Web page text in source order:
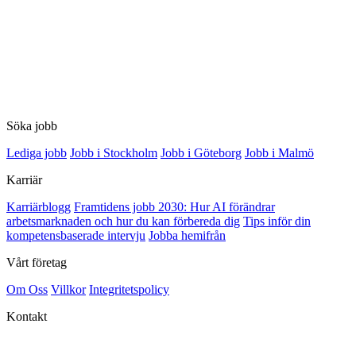
Söka jobb
Lediga jobb Jobb i Stockholm Jobb i Göteborg Jobb i Malmö
Karriär
Karriärblogg Framtidens jobb 2030: Hur AI förändrar
arbetsmarknaden och hur du kan förbereda dig Tips inför din
kompetensbaserade intervju Jobba hemifrån
Vårt företag
Om Oss Villkor Integritetspolicy
Kontakt